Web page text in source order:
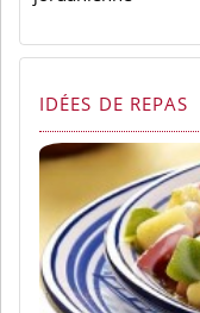
IDÉES DE REPAS